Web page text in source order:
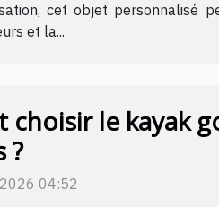
cet objet personnalisé
et la...
choisir le kayak
?
04:52